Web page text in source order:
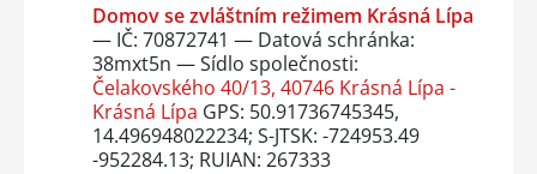
Domov se zvláštním režimem Krásná Lípa
— IČ: 70872741 — Datová schránka:
38mxt5n — Sídlo společnosti:
Čelakovského 40/13, 40746 Krásná Lípa -
Krásná Lípa GPS: 50.91736745345,
14.496948022234; S-JTSK: -724953.49
-952284.13; RUIAN: 267333